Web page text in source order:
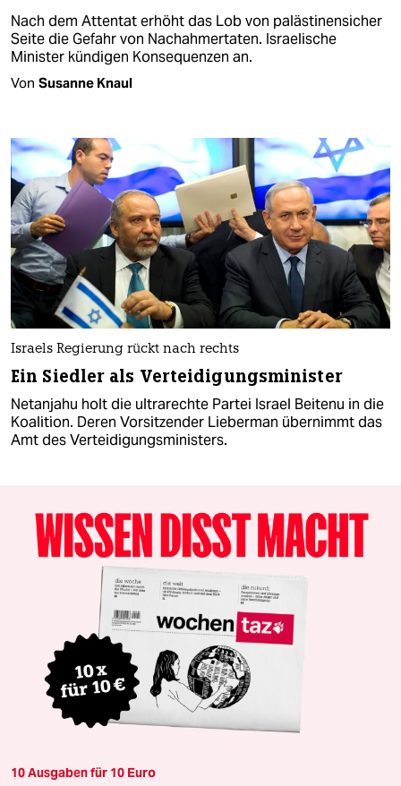
Nach dem Attentat erhöht das Lob von palästinensicher
Seite die Gefahr von Nachahmertaten. Israelische
Minister kündigen Konsequenzen an.
Von Susanne Knaul
Israels Regierung rückt nach rechts
Ein Siedler als Verteidigungsminister
Netanjahu holt die ultrarechte Partei Israel Beitenu in die
Koalition. Deren Vorsitzender Lieberman übernimmt das
Amt des Verteidigungsministers.
10 Ausgaben für 10 Euro